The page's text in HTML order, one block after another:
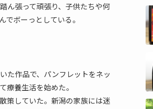
ん張って頑張り、子供たちや何
ボーっとしている。
た作品で、パンフレットをネッ
療養生活を始めた。
策していた。新潟の家族には迷